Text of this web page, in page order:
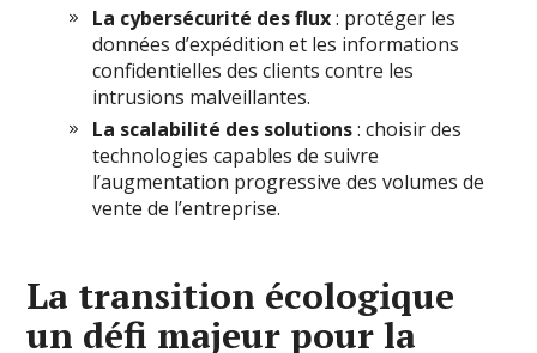
La cybersécurité des flux: protéger les
données d’expédition et les informations
confidentielles des clients contre les
intrusions malveillantes.
La scalabilité des solutions: choisir des
technologies capables de suivre
l’augmentation progressive des volumes de
vente de l’entreprise.
La transition écologique
un défi majeur pour la